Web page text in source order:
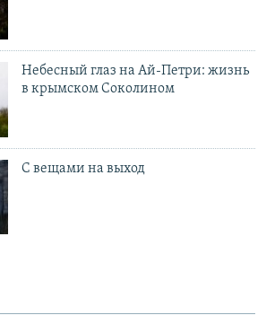
Небесный глаз на Ай-Петри: жизнь
в крымском Соколином
С вещами на выход